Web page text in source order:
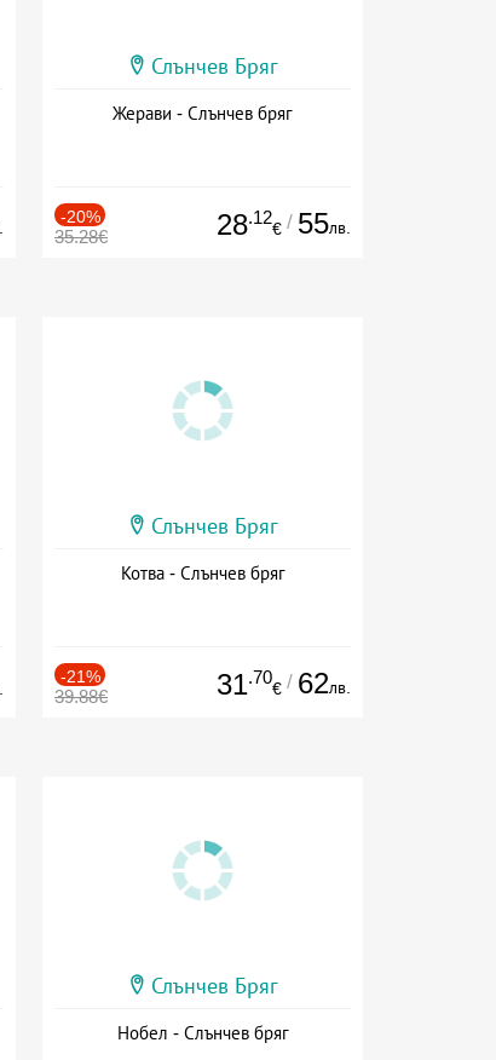
Слънчев Бряг
Жерави - Слънчев бряг
-20%
35.28€ 28.12
€ / 55лв.
Слънчев Бряг
Котва - Слънчев бряг
-21%
39.88€ 31.70
€ / 62лв.
Слънчев Бряг
Нобел - Слънчев бряг